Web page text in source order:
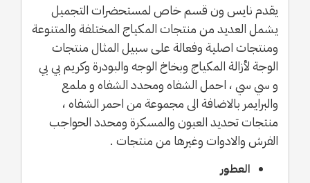
يقدم نايس ون قسم خاص لمستحضرات التجميل
يشمل العديد من منتجات المكياج المختلفة والمتنوعة
ومنتجات اصلية وفعالة على سبيل المثال منتجات
الوجة لأزالة المكياج وبخاخ الوجه والبودرة وكريم بي بي
و سي سي ، احمل الشفاه ومحدد الشفاه و ملمع
والبرايمر بالاضافة الى مجموعة من احمر الشفاه ،
منتجات تحديد العيون والمسكرة ومحدد الحواجب
الفرش والادوات وغيرها من منتجات .
العطور